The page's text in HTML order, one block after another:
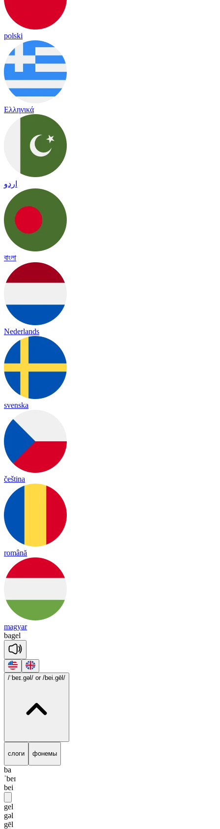
polski
Ελληνικά
اردو
বাংলা
Nederlands
svenska
čeština
română
magyar
bagel
/ˈbeɪ.gəl/ or /bei.gēl/
слоги фонемы
ba
ˈbeɪ
bei
gel
gəl
gēl